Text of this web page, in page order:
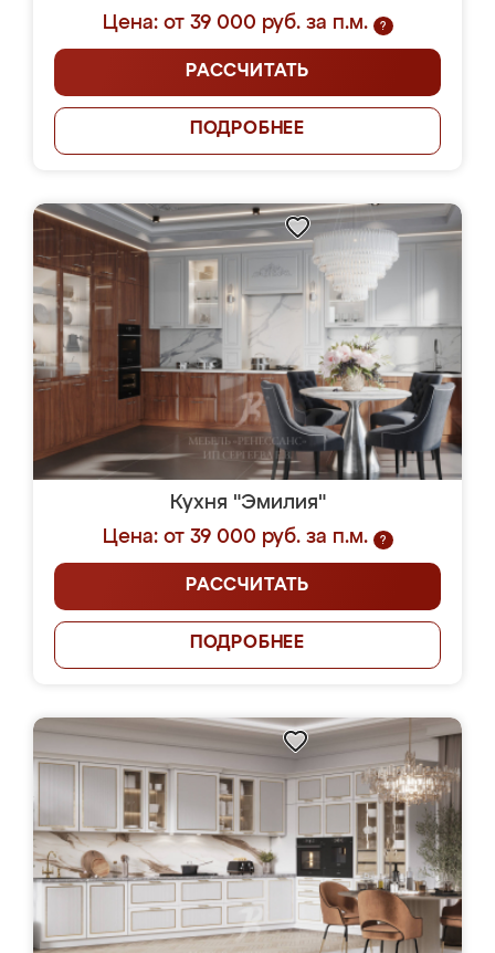
Цена: от 39 000 руб. за п.м.
?
РАССЧИТАТЬ
ПОДРОБНЕЕ
Кухня "Эмилия"
Цена: от 39 000 руб. за п.м.
?
РАССЧИТАТЬ
ПОДРОБНЕЕ